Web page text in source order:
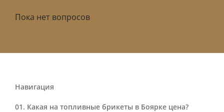
Пока нет вопросов
Навигация
Какая на топливные брикеты в Боярке цена?